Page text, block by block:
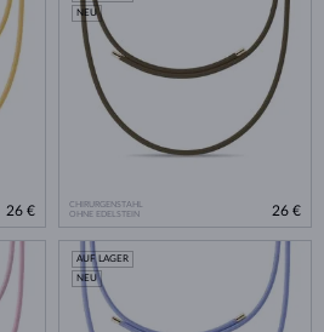
26 €
CHIRURGENSTAHL
OHNE EDELSTEIN
NEU
26 €
AUF LAGER
NEU